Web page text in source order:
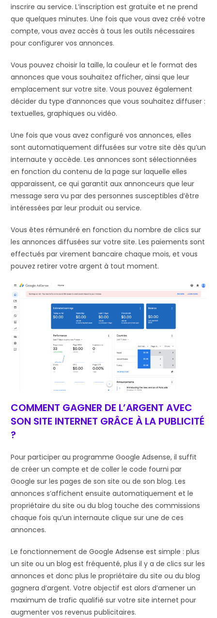
inscrire au service. L’inscription est gratuite et ne prend
que quelques minutes. Une fois que vous avez créé votre
compte, vous avez accès à tous les outils nécessaires
pour configurer vos annonces.
Vous pouvez choisir la taille, la couleur et le format des
annonces que vous souhaitez afficher, ainsi que leur
emplacement sur votre site. Vous pouvez également
décider du type d’annonces que vous souhaitez diffuser :
textuelles, graphiques ou vidéo.
Une fois que vous avez configuré vos annonces, elles
sont automatiquement diffusées sur votre site dès qu’un
internaute y accède. Les annonces sont sélectionnées
en fonction du contenu de la page sur laquelle elles
apparaissent, ce qui garantit aux annonceurs que leur
message sera vu par des personnes susceptibles d’être
intéressées par leur produit ou service.
Vous êtes rémunéré en fonction du nombre de clics sur
les annonces diffusées sur votre site. Les paiements sont
effectués par virement bancaire chaque mois, et vous
pouvez retirer votre argent à tout moment.
COMMENT GAGNER DE L’ARGENT AVEC
SON SITE INTERNET GRÂCE À LA PUBLICITÉ
?
Pour participer au programme Google Adsense, il suffit
de créer un compte et de coller le code fourni par
Google sur les pages de son site ou de son blog. Les
annonces s’affichent ensuite automatiquement et le
propriétaire du site ou du blog touche des commissions
chaque fois qu’un internaute clique sur une de ces
annonces.
Le fonctionnement de Google Adsense est simple : plus
un site ou un blog est fréquenté, plus il y a de clics sur les
annonces et donc plus le propriétaire du site ou du blog
gagnera d’argent. Votre objectif est alors d’amener un
maximum de trafic qualifié sur votre site internet pour
augmenter vos revenus publicitaires.